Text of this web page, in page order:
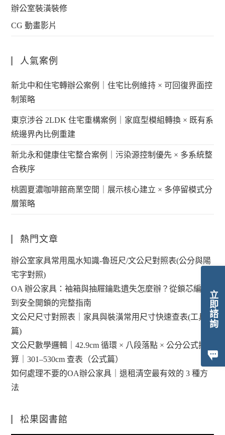
立即諮詢
辦公室裝潢裝修
CG 動畫影片
人氣案例
新北中和住宅轉辦公案例｜住宅比例維持 × 可回復界面控
制策略
東京涉谷 2LDK 住宅重構案例｜家庭型模組轉換 × 既有系
統邊界內比例重建
新北永和健康住宅整合案例｜污染源控制優先 × 多系統整
合秩序
桃園夏濃咖啡館商業空間｜展示核心建立 × 多停留模式分
層策略
熱門文章
辦公室家具常用風水知識-魯班尺/文公尺對照表(公分與陽
宅字對照)
OA 辦公家具：袖箱與抽屜鑰匙遺失怎麼辦？從鎖芯編碼
到安全開鎖的完整指南
文公尺尺寸對照表｜家具與裝潢常用尺寸快速查表(工具
篇)
文公尺數學邏輯｜42.9cm 循環 × 八段落點 × 公分公式換
算｜301–530cm 查表（公式篇）
如何處理不要的OA辦公家具｜退租清空最有效的 3 種方
法
松果図書館